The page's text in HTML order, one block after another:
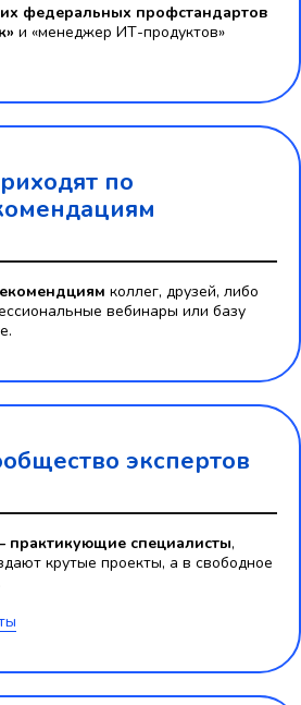
федеральных профстандартов
и «менеджер ИТ-продуктов»
по
коллег, друзей, либо
вебинары или базу
экспертов
практикующие специалисты,
крутые проекты, а в свободное